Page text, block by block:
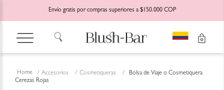
Envío gratis por compras superiores a $150.000 COP
Accesorios Cosmetiqueras
Bolsa de Viaje o Cosmetiquera
Cerezas Rojas